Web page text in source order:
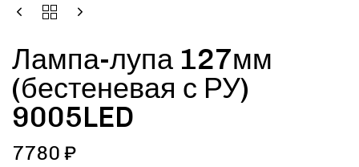
Лампа-лупа 127мм
(бестеневая с РУ)
9005LED
7780 ₽